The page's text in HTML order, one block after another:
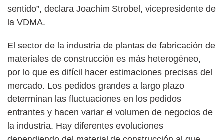
sentido”, declara Joachim Strobel, vicepresidente de
la VDMA.
El sector de la industria de plantas de fabricación de
materiales de construcción es más heterogéneo,
por lo que es difícil hacer estimaciones precisas del
mercado. Los pedidos grandes a largo plazo
determinan las fluctuaciones en los pedidos
entrantes y hacen variar el volumen de negocios de
la industria. Hay diferentes evoluciones